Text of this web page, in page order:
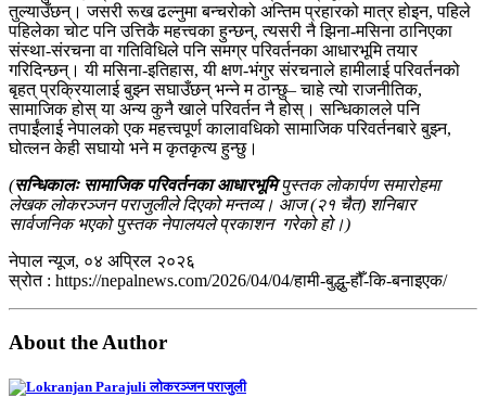
तुल्याउँछन्। जसरी रूख ढल्नुमा बन्चरोको अन्तिम प्रहारको मात्र होइन, पहिले
पहिलेका चोट पनि उत्तिकै महत्त्वका हुन्छन्, त्यसरी नै झिना-मसिना ठानिएका
संस्था-संरचना वा गतिविधिले पनि समग्र परिवर्तनका आधारभूमि तयार
गरिदिन्छन्। यी मसिना-इतिहास, यी क्षण-भंगुर संरचनाले हामीलाई परिवर्तनको
बृहत् प्रक्रियालाई बुझ्न सघाउँछन् भन्ने म ठान्छु– चाहे त्यो राजनीतिक,
सामाजिक होस् या अन्य कुनै खाले परिवर्तन नै होस्। सन्धिकालले पनि
तपाईंलाई नेपालको एक महत्त्वपूर्ण कालावधिको सामाजिक परिवर्तनबारे बुझ्न,
घोत्लन केही सघायो भने म कृतकृत्य हुन्छु।
(सन्धिकालः सामाजिक परिवर्तनका आधारभूमिपुस्तक लोकार्पण समारोहमा
लेखक लोकरञ्जन पराजुलीले दिएको मन्तव्य। आज (२१ चैत) शनिबार
सार्वजनिक भएको पुस्तक नेपालयले प्रकाशन गरेको हो।)
नेपाल न्यूज, ०४ अप्रिल २०२६
स्रोत : https://nepalnews.com/2026/04/04/हामी-बुद्धु-हौँ-कि-बनाइएक/
About the Author
लोकरञ्‍जन पराजुली